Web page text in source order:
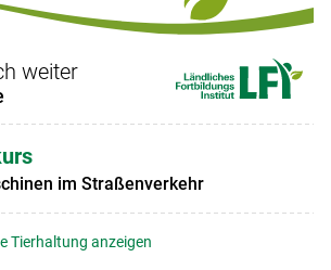
weiter
im Straßenverkehr
Tierhaltung anzeigen